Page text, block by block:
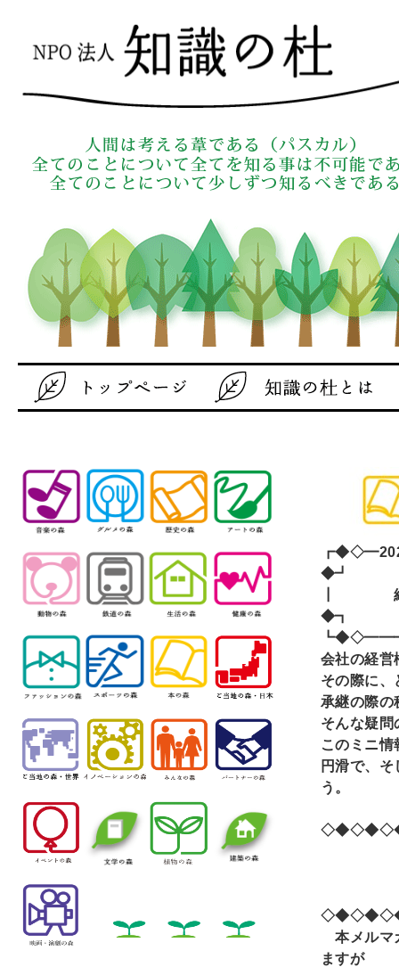
◆┛
┃ 経営
◆┓
会社の経営
その際に、
承継の際の
そんな疑問
このミニ
円滑で、
う。
本メルマ
ますが